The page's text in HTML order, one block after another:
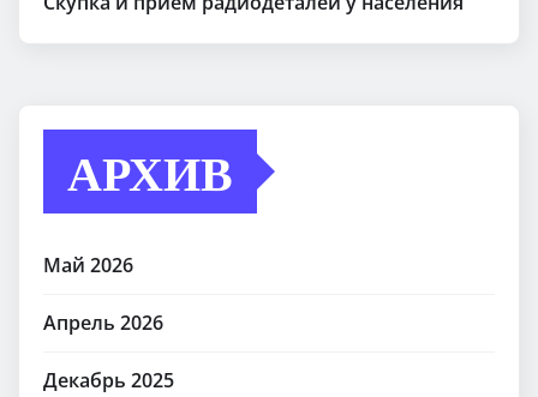
АРХИВ
Май 2026
Апрель 2026
Декабрь 2025